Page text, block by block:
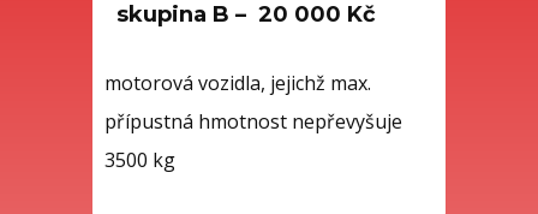
skupina B – 20 000 Kč
motorová vozidla, jejichž max.
přípustná hmotnost nepřevyšuje
3500 kg